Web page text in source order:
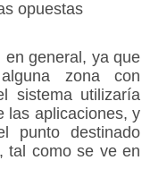
opuestas
en general, ya que
zona con
sistema utilizaría
las aplicaciones, y
punto destinado
tal como se ve en